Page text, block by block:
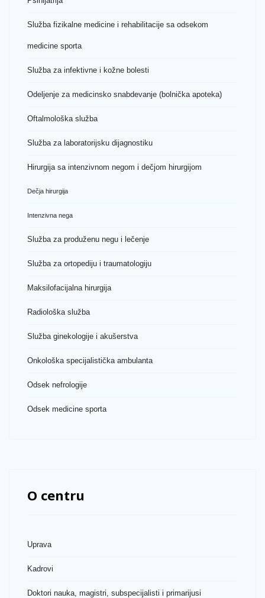
Služba fizikalne medicine i rehabilitacije sa odsekom
medicine sporta
Služba za infektivne i kožne bolesti
Odeljenje za medicinsko snabdevanje (bolnička apoteka)
Oftalmološka služba
Služba za laboratorijsku dijagnostiku
Hirurgija sa intenzivnom negom i dečjom hirurgijom
Dečja hirurgija
Intenzivna nega
Služba za produženu negu i lečenje
Služba za ortopediju i traumatologiju
Maksilofacijalna hirurgija
Radiološka služba
Služba ginekologije i akušerstva
Onkološka specijalistička ambulanta
Odsek nefrologije
Odsek medicine sporta
O centru
Uprava
Kadrovi
Doktori nauka, magistri, subspecijalisti i primarijusi